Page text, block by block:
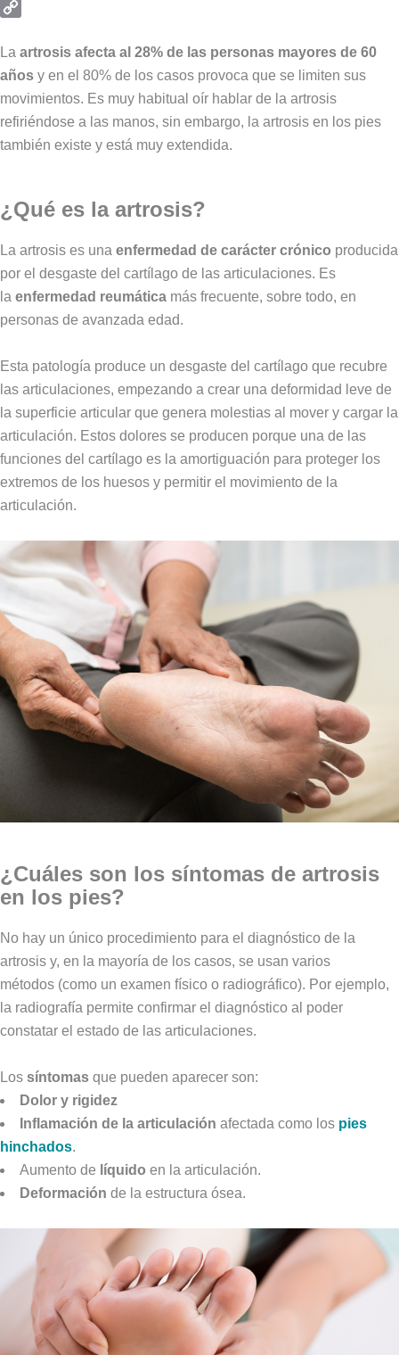
Email
Link
La artrosis afecta al 28% de las personas mayores de 60
años y en el 80% de los casos provoca que se limiten sus
movimientos. Es muy habitual oír hablar de la artrosis
refiriéndose a las manos, sin embargo, la artrosis en los pies
también existe y está muy extendida.
¿Qué es la artrosis?
La artrosis es una enfermedad de carácter crónico producida
por el desgaste del cartílago de las articulaciones. Es
la enfermedad reumática más frecuente, sobre todo, en
personas de avanzada edad.
Esta patología produce un desgaste del cartílago que recubre
las articulaciones, empezando a crear una deformidad leve de
la superficie articular que genera molestias al mover y cargar la
articulación. Estos dolores se producen porque una de las
funciones del cartílago es la amortiguación para proteger los
extremos de los huesos y permitir el movimiento de la
articulación.
¿Cuáles son los síntomas de artrosis
en los pies?
No hay un único procedimiento para el diagnóstico de la
artrosis y, en la mayoría de los casos, se usan varios
métodos (como un examen físico o radiográfico). Por ejemplo,
la radiografía permite confirmar el diagnóstico al poder
constatar el estado de las articulaciones.
Los síntomas que pueden aparecer son:
Dolor y rigidez
Inflamación de la articulación afectada como los pies
hinchados.
Aumento de líquido en la articulación.
Deformación de la estructura ósea.